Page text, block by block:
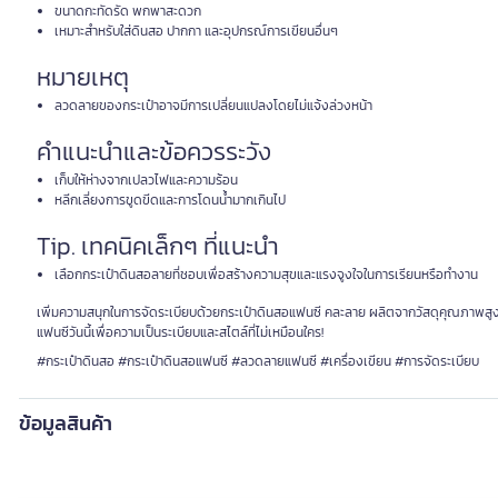
ขนาดกะทัดรัด พกพาสะดวก
เหมาะสำหรับใส่ดินสอ ปากกา และอุปกรณ์การเขียนอื่นๆ
หมายเหตุ
ลวดลายของกระเป๋าอาจมีการเปลี่ยนแปลงโดยไม่แจ้งล่วงหน้า
คำแนะนำและข้อควรระวัง
เก็บให้ห่างจากเปลวไฟและความร้อน
หลีกเลี่ยงการขูดขีดและการโดนน้ำมากเกินไป
Tip. เทคนิคเล็กๆ ที่แนะนำ
เลือกกระเป๋าดินสอลายที่ชอบเพื่อสร้างความสุขและแรงจูงใจในการเรียนหรือทำงาน
เพิ่มความสนุกในการจัดระเบียบด้วยกระเป๋าดินสอแฟนซี คละลาย ผลิตจากวัสดุคุณภาพ
แฟนซีวันนี้เพื่อความเป็นระเบียบและสไตล์ที่ไม่เหมือนใคร!
#กระเป๋าดินสอ #กระเป๋าดินสอแฟนซี #ลวดลายแฟนซี #เครื่องเขียน #การจัดระเบียบ
ข้อมูลสินค้า